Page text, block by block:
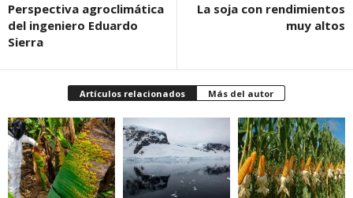
Perspectiva agroclimática
del ingeniero Eduardo
Sierra
La soja con rendimientos
muy altos
Artículos relacionados Más del autor